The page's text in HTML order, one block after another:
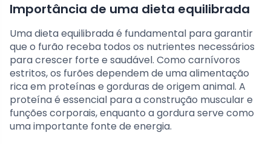
Importância de uma dieta equilibrada
Uma dieta equilibrada é fundamental para garantir
que o furão receba todos os nutrientes necessários
para crescer forte e saudável. Como carnívoros
estritos, os furões dependem de uma alimentação
rica em proteínas e gorduras de origem animal. A
proteína é essencial para a construção muscular e
funções corporais, enquanto a gordura serve como
uma importante fonte de energia.